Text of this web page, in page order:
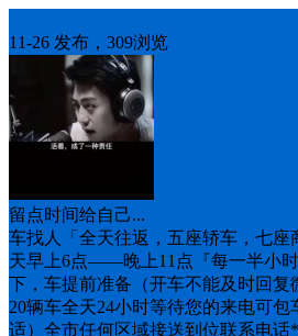
11-26 发布，309浏览
留点时间给自己...
车找人「全天往返，五座轿车，七
天早上6点——晚上11点『每一半小
下，车提前准备（开车不能及时回复
20辆车全天24小时等待您的来电可
适）全市任何区域接送到位联系电